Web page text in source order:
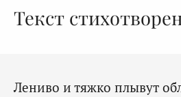
Текст
Лениво и тяжко плывут